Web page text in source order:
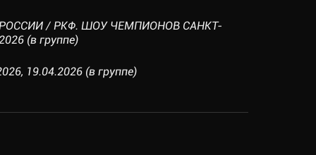
/ РКФ. ШОУ ЧЕМПИОНОВ САНКТ-
(в группе)
19.04.2026 (в группе)